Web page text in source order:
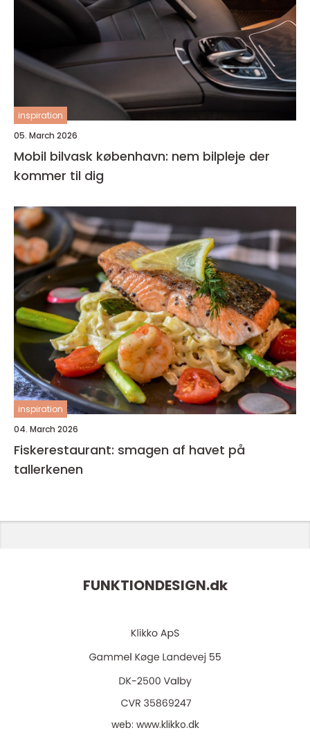
inspiration
05. March 2026
Mobil bilvask københavn: nem bilpleje der
kommer til dig
inspiration
04. March 2026
Fiskerestaurant: smagen af havet på
tallerkenen
FUNKTIONDESIGN.dk
web: www.klikko.dk